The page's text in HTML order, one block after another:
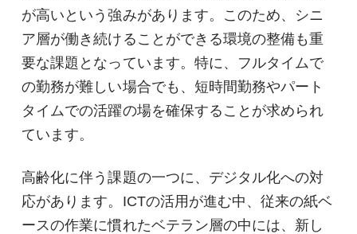
が高いという強みがあります。このため、シニ
ア層が働き続けることができる環境の整備も重
要な課題となっています。特に、フルタイムで
の勤務が難しい場合でも、短時間勤務やパート
タイムでの活躍の場を確保することが求められ
ています。
高齢化に伴う課題の一つに、デジタル化への対
応があります。ICTの活用が進む中、従来の紙ベ
ースの作業に慣れたベテラン層の中には、新し